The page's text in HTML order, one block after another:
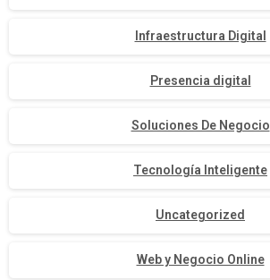
Infraestructura Digital
Presencia digital
Soluciones De Negocio
Tecnología Inteligente
Uncategorized
Web y Negocio Online